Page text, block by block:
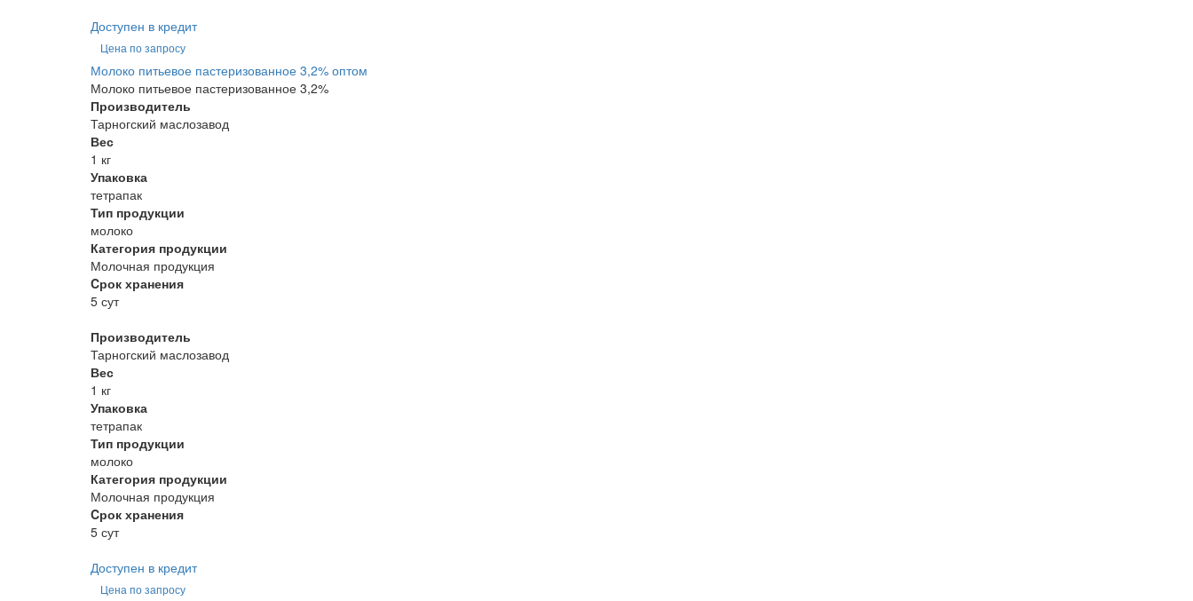
Доступен в кредит
Цена по запросу
Молоко питьевое пастеризованное 3,2% оптом
Молоко питьевое пастеризованное 3,2%
Производитель
Тарногский маслозавод
Вес
1 кг
Упаковка
тетрапак
Тип продукции
молоко
Категория продукции
Молочная продукция
Cрок хранения
5 сут
Производитель
Тарногский маслозавод
Вес
1 кг
Упаковка
тетрапак
Тип продукции
молоко
Категория продукции
Молочная продукция
Cрок хранения
5 сут
Доступен в кредит
Цена по запросу